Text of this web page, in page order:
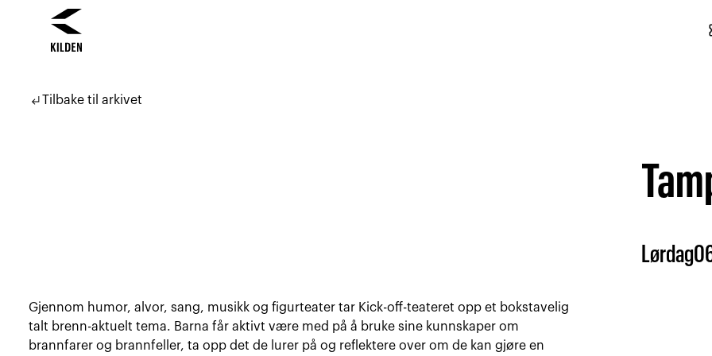
innhold
navigasjon
subdirectory_arrow_leftTilbake til arkivet
Lørdag
Gjennom humor, alvor, sang, musikk og figurteater tar Kick-off-teateret opp et bokstavelig
talt brenn-aktuelt tema. Barna får aktivt være med på å bruke sine kunnskaper om
brannfarer og brannfeller, ta opp det de lurer på og reflektere over om de kan gjøre en